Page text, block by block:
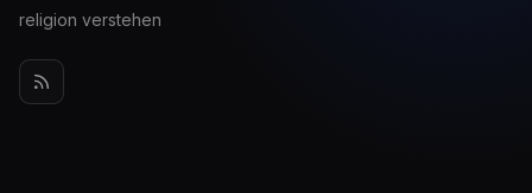
religion verstehen